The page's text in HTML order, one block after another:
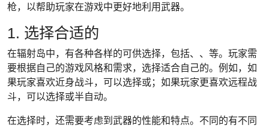
枪，以帮助玩家在游戏中更好地利用武器。
1. 选择合适的
在辐射岛中，有各种各样的可供选择，包括、、等。玩家需
要根据自己的游戏风格和需求，选择适合自己的。例如，如
果玩家喜欢近身战斗，可以选择或；如果玩家更喜欢远程战
斗，可以选择或半自动。
在选择时，还需要考虑到武器的性能和特点。不同的有不同